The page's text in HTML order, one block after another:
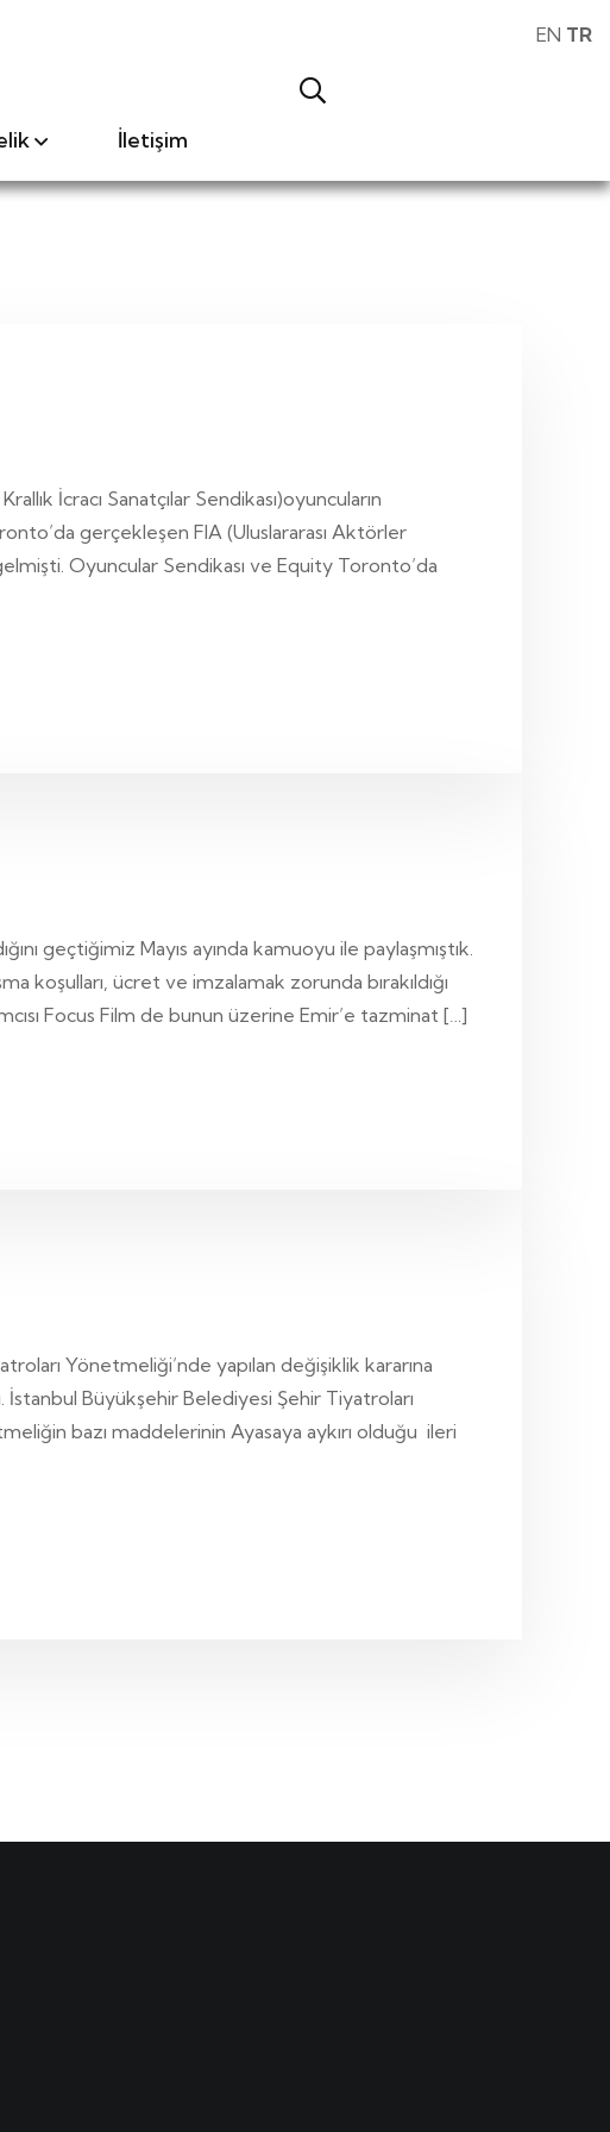
İletişim
İcracı Sanatçılar Sendikası)oyuncuların
gerçekleşen FIA (Uluslararası Aktörler
Oyuncular Sendikası ve Equity Toronto’da
geçtiğimiz Mayıs ayında kamuoyu ile paylaşmıştık.
koşulları, ücret ve imzalamak zorunda bırakıldığı
Focus Film de bunun üzerine Emir’e tazminat […]
Yönetmeliği’nde yapılan değişiklik kararına
Büyükşehir Belediyesi Şehir Tiyatroları
bazı maddelerinin Ayasaya aykırı olduğu ileri
EN TR